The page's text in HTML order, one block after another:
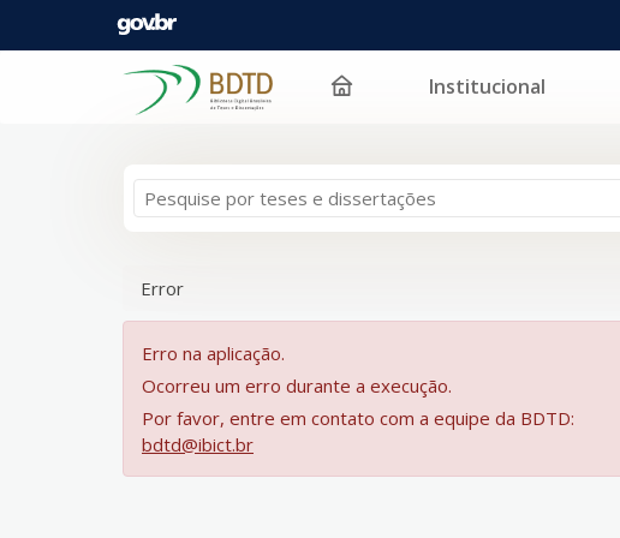
Pular para o conteúdo Institucional
Error
Erro na aplicação.
Ocorreu um erro durante a execução.
Por favor, entre em contato com a equipe da BDTD:
bdtd@ibict.br